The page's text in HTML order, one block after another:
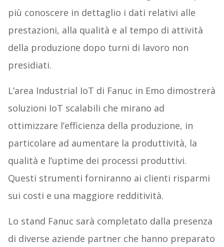
più conoscere in dettaglio i dati relativi alle
prestazioni, alla qualità e al tempo di attività
della produzione dopo turni di lavoro non
presidiati.
L’area Industrial IoT di Fanuc in Emo dimostrerà
soluzioni IoT scalabili che mirano ad
ottimizzare l’efficienza della produzione, in
particolare ad aumentare la produttività, la
qualità e l’uptime dei processi produttivi.
Questi strumenti forniranno ai clienti risparmi
sui costi e una maggiore redditività.
Lo stand Fanuc sarà completato dalla presenza
di diverse aziende partner che hanno preparato